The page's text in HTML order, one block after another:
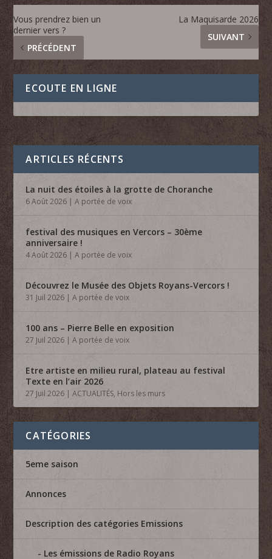
Vous prendrez bien un
dernier vers ?
PRÉCÉDENT
La Maquisarde 2026
SUIVANT
ECOUTE EN LIGNE
ARTICLES RÉCENTS
La nuit des étoiles à la grotte de Choranche
6 Août 2026 |A portée de voix
festival des musiques en Vercors – 30ème
anniversaire !
4 Août 2026 |A portée de voix
Découvrez le Musée des Objets Royans-Vercors !
31 Juil 2026 |A portée de voix
100 ans – Pierre Belle en exposition
27 Juil 2026 |A portée de voix
Etre artiste en milieu rural, plateau au festival
Texte en l’air 2026
27 Juil 2026 |ACTUALITÉS, Hors les murs
CATÉGORIES
5eme saison
Annonces
Description des catégories Emissions
Les émissions de Radio Royans